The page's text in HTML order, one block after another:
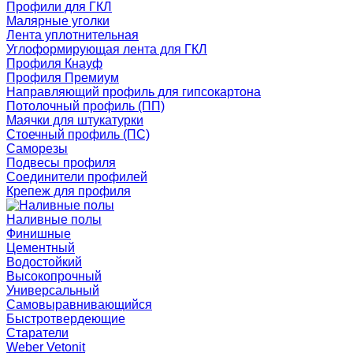
Профили для ГКЛ
Малярные уголки
Лента уплотнительная
Углоформирующая лента для ГКЛ
Профиля Кнауф
Профиля Премиум
Направляющий профиль для гипсокартона
Потолочный профиль (ПП)
Маячки для штукатурки
Стоечный профиль (ПС)
Саморезы
Подвесы профиля
Соединители профилей
Крепеж для профиля
Наливные полы
Финишные
Цементный
Водостойкий
Высокопрочный
Универсальный
Самовыравнивающийся
Быстротвердеющие
Старатели
Weber Vetonit